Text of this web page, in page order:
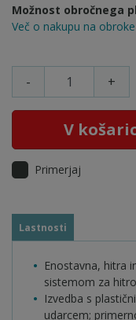
Možnost obročnega
Več o nakupu na
- +
V
Primerjaj
Lastnosti
Enostavna, hitra
sistemom za
Izvedba s
udarcem;